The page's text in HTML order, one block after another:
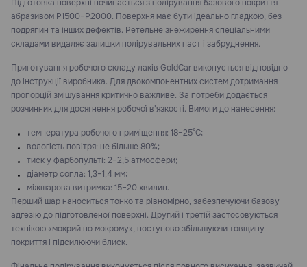
Підготовка поверхні починається з полірування базового покриття
абразивом P1500–P2000. Поверхня має бути ідеально гладкою, без
подряпин та інших дефектів. Ретельне знежирення спеціальними
складами видаляє залишки полірувальних паст і забруднення.
Приготування робочого складу лаків GoldCar виконується відповідно
до інструкції виробника. Для двокомпонентних систем дотримання
пропорцій змішування критично важливе. За потреби додається
розчинник для досягнення робочої в'язкості. Вимоги до нанесення:
температура робочого приміщення: 18–25°C;
вологість повітря: не більше 80%;
тиск у фарбопульті: 2–2,5 атмосфери;
діаметр сопла: 1,3–1,4 мм;
міжшарова витримка: 15–20 хвилин.
Перший шар наноситься тонко та рівномірно, забезпечуючи базову
адгезію до підготовленої поверхні. Другий і третій застосовуються
технікою «мокрий по мокрому», поступово збільшуючи товщину
покриття і підсилюючи блиск.